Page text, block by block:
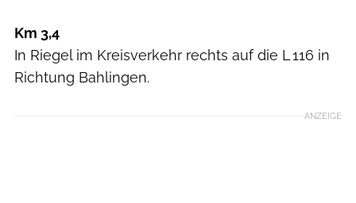
Km 3,4
In Riegel im Kreisverkehr rechts auf die L 116 in
Richtung Bahlingen.
ANZEIGE